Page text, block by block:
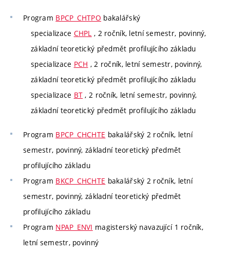
Program BPCP_CHTPO bakalářský
specializace CHPL , 2 ročník, letní semestr, povinný,
základní teoretický předmět profilujícího základu
specializace PCH , 2 ročník, letní semestr, povinný,
základní teoretický předmět profilujícího základu
specializace BT , 2 ročník, letní semestr, povinný,
základní teoretický předmět profilujícího základu
Program BPCP_CHCHTE bakalářský 2 ročník, letní
semestr, povinný, základní teoretický předmět
profilujícího základu
Program BKCP_CHCHTE bakalářský 2 ročník, letní
semestr, povinný, základní teoretický předmět
profilujícího základu
Program NPAP_ENVI magisterský navazující 1 ročník,
letní semestr, povinný